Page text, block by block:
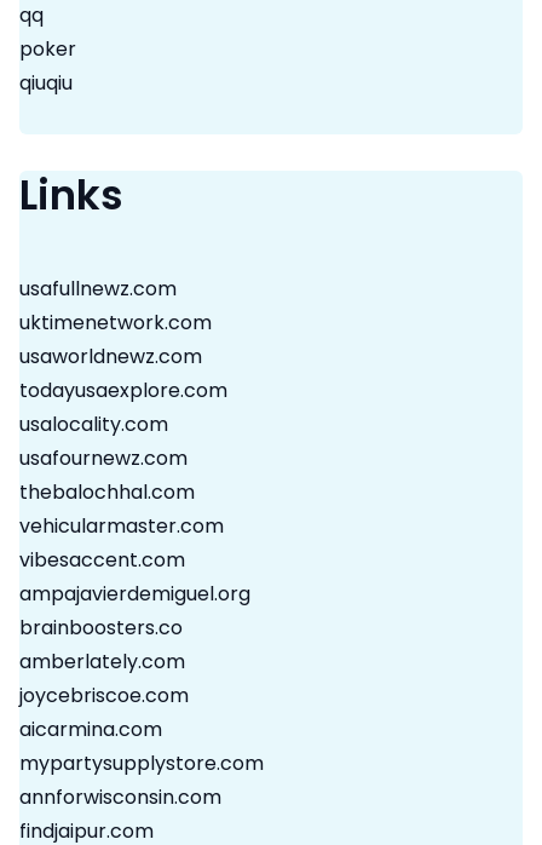
qq
poker
qiuqiu
Links
usafullnewz.com
uktimenetwork.com
usaworldnewz.com
todayusaexplore.com
usalocality.com
usafournewz.com
thebalochhal.com
vehicularmaster.com
vibesaccent.com
ampajavierdemiguel.org
brainboosters.co
amberlately.com
joycebriscoe.com
aicarmina.com
mypartysupplystore.com
annforwisconsin.com
findjaipur.com